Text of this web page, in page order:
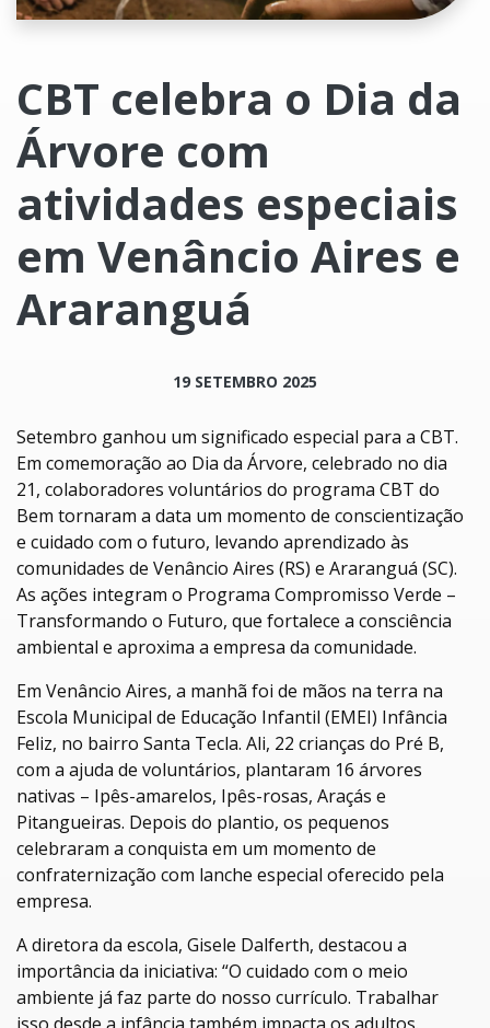
CBT celebra o Dia da
Árvore com
atividades especiais
em Venâncio Aires e
Araranguá
19 SETEMBRO 2025
Setembro ganhou um significado especial para a CBT.
Em comemoração ao Dia da Árvore, celebrado no dia
21, colaboradores voluntários do programa CBT do
Bem tornaram a data um momento de conscientização
e cuidado com o futuro, levando aprendizado às
comunidades de Venâncio Aires (RS) e Araranguá (SC).
As ações integram o Programa Compromisso Verde –
Transformando o Futuro, que fortalece a consciência
ambiental e aproxima a empresa da comunidade.
Em Venâncio Aires, a manhã foi de mãos na terra na
Escola Municipal de Educação Infantil (EMEI) Infância
Feliz, no bairro Santa Tecla. Ali, 22 crianças do Pré B,
com a ajuda de voluntários, plantaram 16 árvores
nativas – Ipês-amarelos, Ipês-rosas, Araçás e
Pitangueiras. Depois do plantio, os pequenos
celebraram a conquista em um momento de
confraternização com lanche especial oferecido pela
empresa.
A diretora da escola, Gisele Dalferth, destacou a
importância da iniciativa: “O cuidado com o meio
ambiente já faz parte do nosso currículo. Trabalhar